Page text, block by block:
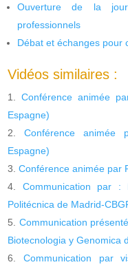
Ouverture de la
professionnels
Débat et échanges pour
Vidéos similaires :
Conférence animée
Espagne)
Conférence animée
Espagne)
Conférence animée par
Communication par :
Politécnica de Madrid-
Communication
Biotecnologia y Genomica
Communication par